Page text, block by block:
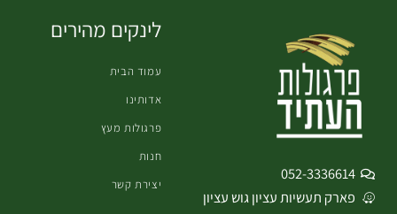
052-3336614
פארק תעשיות עציון גוש עציון
לינקים מהירים
עמוד הבית
אדותינו
פרגולות מעץ
חנות
יצירת קשר